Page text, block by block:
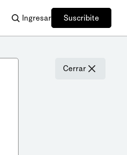
Ingresar Suscribite
Cerrar